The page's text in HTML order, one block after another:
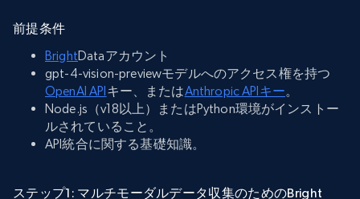
前提条件
BrightDataアカウント
gpt-4-vision-previewモデルへのアクセス権を持つ
OpenAI APIキー、またはAnthropic APIキー。
Node.js（v18以上）またはPython環境がインストー
ルされていること。
API統合に関する基礎知識。
ステップ1: マルチモーダルデータ収集のためのBright